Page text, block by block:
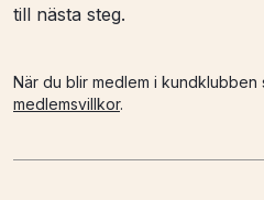
till nästa steg.
När du blir medlem i
medlemsvillkor.